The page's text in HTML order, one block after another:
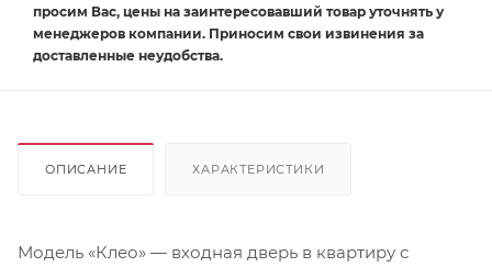
просим Вас, цены на заинтересовавший товар уточнять у
менеджеров компании. Приносим свои извинения за
доставленные неудобства.
ОПИСАНИЕ ХАРАКТЕРИСТИКИ
Модель «Клео» — входная дверь в квартиру с